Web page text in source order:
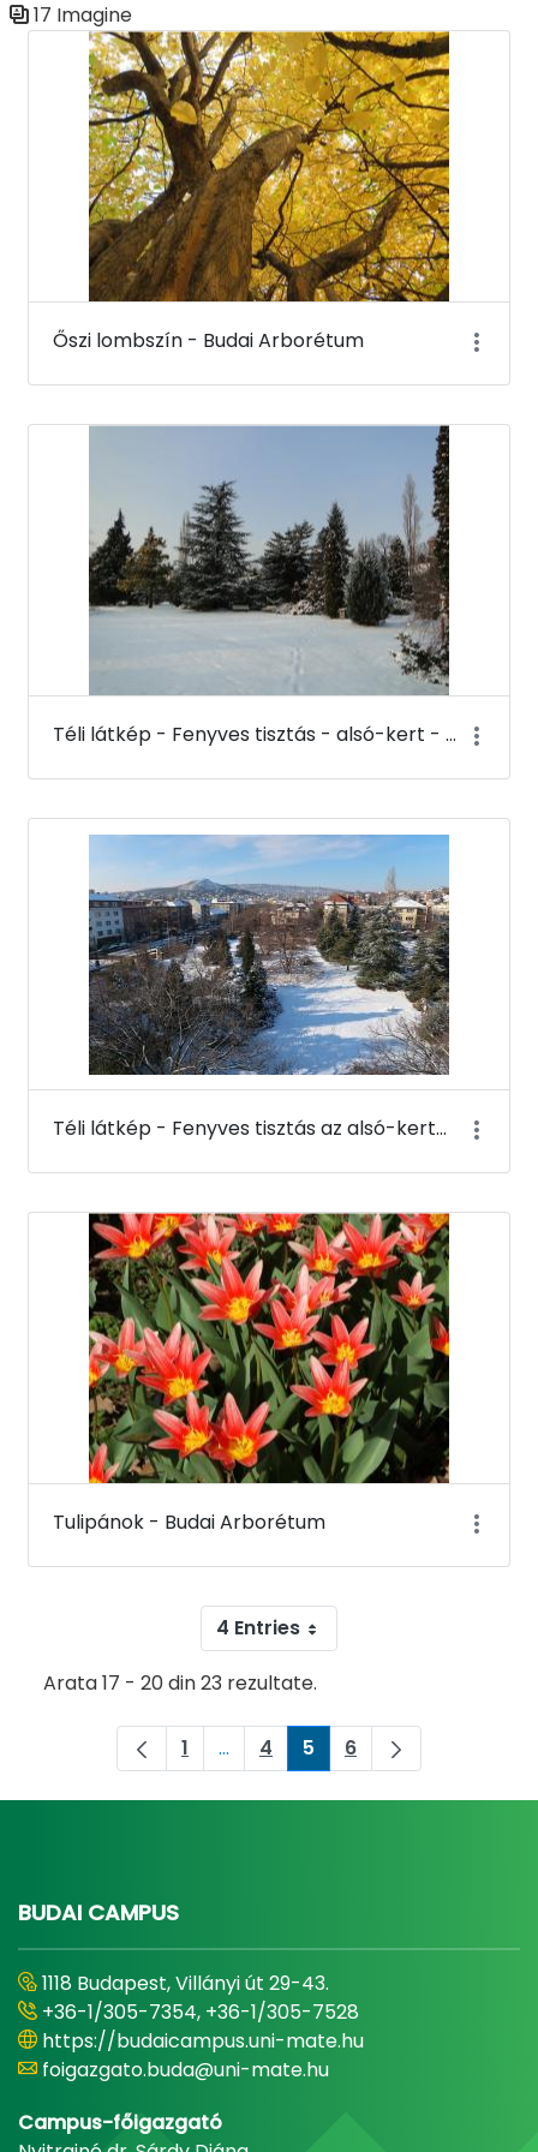
17 Imagine
Galerie media
Őszi lombszín - Budai Arborétum
Téli látkép - Fenyves tisztás - alsó-kert - Budai Arborétum
Téli látkép - Fenyves tisztás az alsó-kertben a K-épület tetejéről - Budai Arborétum
Tulipánok - Budai Arborétum
4 Entries
Arata 17 - 20 din 23 rezultate.
Pagina
1 ...Pagini intermediare Use TAB to
Pagina
4 Pagina
5 Pagina
6
BUDAI CAMPUS
1118 Budapest, Villányi út 29-43.
+36-1/305-7354, +36-1/305-7528
https://budaicampus.uni-mate.hu
foigazgato.buda@uni-mate.hu
Campus-főigazgató